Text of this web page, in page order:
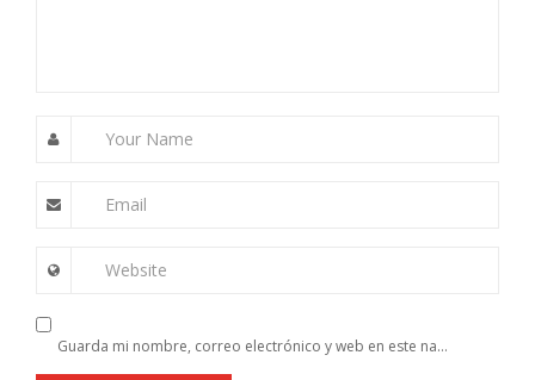
Your Name
Email
Website
Guarda mi nombre, correo electrónico y web en este navegador para la próxima vez que comente.